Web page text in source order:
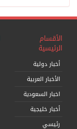
الأقسام
الرئيسية
أخبار دولية
الأخبار العربية
اخبار السعودية
أخبار خليجية
رئيسي